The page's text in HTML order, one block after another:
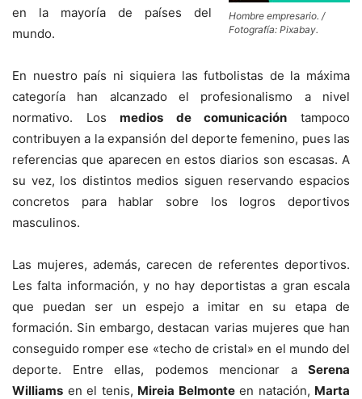
Hombre empresario. /
Fotografía: Pixabay.
en la mayoría de países del
mundo.
En nuestro país ni siquiera las futbolistas de la máxima
categoría han alcanzado el profesionalismo a nivel
normativo. Losmedios de comunicación tampoco
contribuyen a la expansión del deporte femenino, pues las
referencias que aparecen en estos diarios son escasas. A
su vez, los distintos medios siguen reservando espacios
concretos para hablar sobre los logros deportivos
masculinos.
Las mujeres, además, carecen de referentes deportivos.
Les falta información, y no hay deportistas a gran escala
que puedan ser un espejo a imitar en su etapa de
formación. Sin embargo, destacan varias mujeres que han
conseguido romper ese «techo de cristal» en el mundo del
deporte. Entre ellas, podemos mencionar a Serena
Williams en el tenis, Mireia Belmonteen natación, Marta